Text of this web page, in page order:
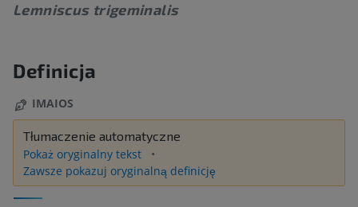
Lemniscus trigeminalis
Definicja
IMAIOS
Tłumaczenie automatyczne
Pokaż oryginalny tekst
Zawsze pokazuj oryginalną definicję